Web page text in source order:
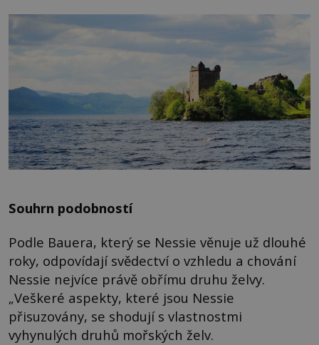
Souhrn podobností
Podle Bauera, který se Nessie věnuje už dlouhé
roky, odpovídají svědectví o vzhledu a chování
Nessie nejvíce právě obřímu druhu želvy.
„Veškeré aspekty, které jsou Nessie
přisuzovány, se shodují s vlastnostmi
vyhynulých druhů mořských želv.